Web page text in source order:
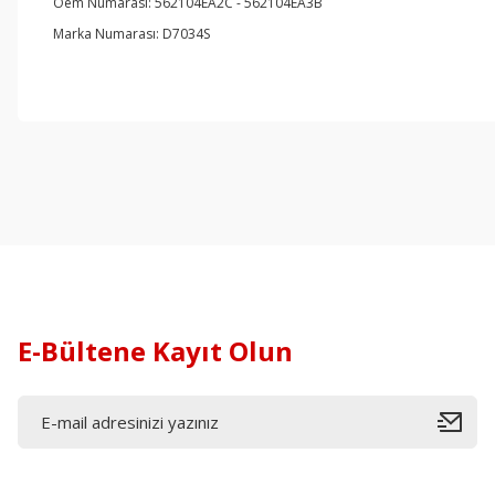
Marka Numarası: D7034S
E-Bültene Kayıt Olun